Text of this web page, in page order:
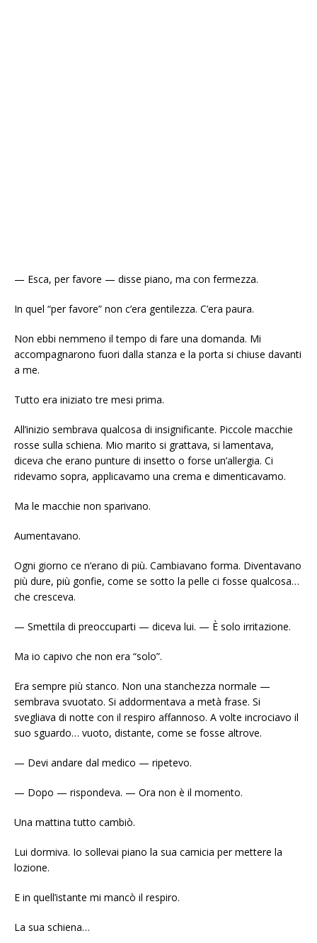
— Esca, per favore — disse piano, ma con fermezza.
In quel “per favore” non c’era gentilezza. C’era paura.
Non ebbi nemmeno il tempo di fare una domanda. Mi
accompagnarono fuori dalla stanza e la porta si chiuse davanti
a me.
Tutto era iniziato tre mesi prima.
All’inizio sembrava qualcosa di insignificante. Piccole macchie
rosse sulla schiena. Mio marito si grattava, si lamentava,
diceva che erano punture di insetto o forse un’allergia. Ci
ridevamo sopra, applicavamo una crema e dimenticavamo.
Ma le macchie non sparivano.
Aumentavano.
Ogni giorno ce n’erano di più. Cambiavano forma. Diventavano
più dure, più gonfie, come se sotto la pelle ci fosse qualcosa…
che cresceva.
— Smettila di preoccuparti — diceva lui. — È solo irritazione.
Ma io capivo che non era “solo”.
Era sempre più stanco. Non una stanchezza normale —
sembrava svuotato. Si addormentava a metà frase. Si
svegliava di notte con il respiro affannoso. A volte incrociavo il
suo sguardo… vuoto, distante, come se fosse altrove.
— Devi andare dal medico — ripetevo.
— Dopo — rispondeva. — Ora non è il momento.
Una mattina tutto cambiò.
Lui dormiva. Io sollevai piano la sua camicia per mettere la
lozione.
E in quell’istante mi mancò il respiro.
La sua schiena…